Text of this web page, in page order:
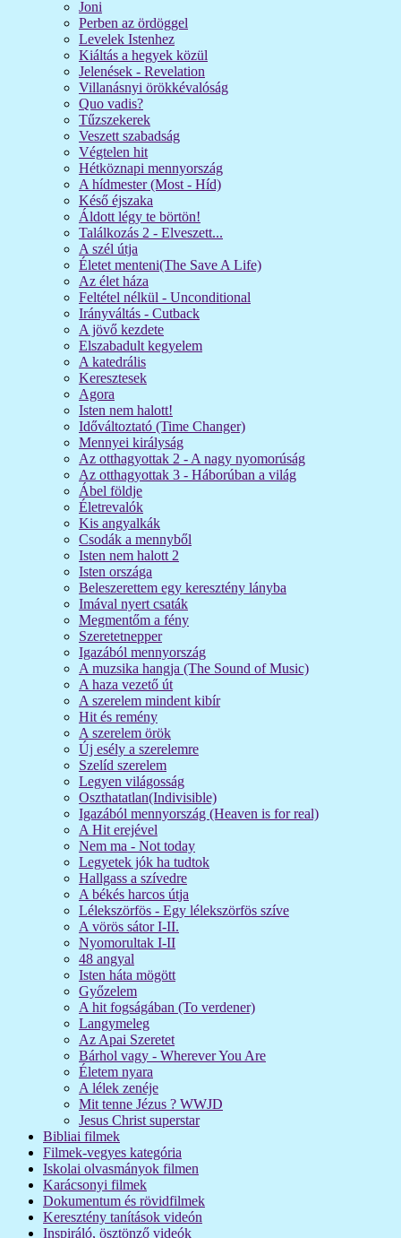
Joni
Perben az ördöggel
Levelek Istenhez
Kiáltás a hegyek közül
Jelenések - Revelation
Villanásnyi örökkévalóság
Quo vadis?
Tűzszekerek
Veszett szabadság
Végtelen hit
Hétköznapi mennyország
A hídmester (Most - Híd)
Késő éjszaka
Áldott légy te börtön!
Találkozás 2 - Elveszett...
A szél útja
Életet menteni(The Save A Life)
Az élet háza
Feltétel nélkül - Unconditional
Irányváltás - Cutback
A jövő kezdete
Elszabadult kegyelem
A katedrális
Keresztesek
Agora
Isten nem halott!
Időváltoztató (Time Changer)
Mennyei királyság
Az otthagyottak 2 - A nagy nyomorúság
Az otthagyottak 3 - Háborúban a világ
Ábel földje
Életrevalók
Kis angyalkák
Csodák a mennyből
Isten nem halott 2
Isten országa
Beleszerettem egy keresztény lányba
Imával nyert csaták
Megmentőm a fény
Szeretetnepper
Igazából mennyország
A muzsika hangja (The Sound of Music)
A haza vezető út
A szerelem mindent kibír
Hit és remény
A szerelem örök
Új esély a szerelemre
Szelíd szerelem
Legyen világosság
Oszthatatlan(Indivisible)
Igazából mennyország (Heaven is for real)
A Hit erejével
Nem ma - Not today
Legyetek jók ha tudtok
Hallgass a szívedre
A békés harcos útja
Lélekszörfös - Egy lélekszörfös szíve
A vörös sátor I-II.
Nyomorultak I-II
48 angyal
Isten háta mögött
Győzelem
A hit fogságában (To verdener)
Langymeleg
Az Apai Szeretet
Bárhol vagy - Wherever You Are
Életem nyara
A lélek zenéje
Mit tenne Jézus ? WWJD
Jesus Christ superstar
Bibliai filmek
Filmek-vegyes kategória
Iskolai olvasmányok filmen
Karácsonyi filmek
Dokumentum és rövidfilmek
Keresztény tanítások videón
Inspiráló, ösztönző videók